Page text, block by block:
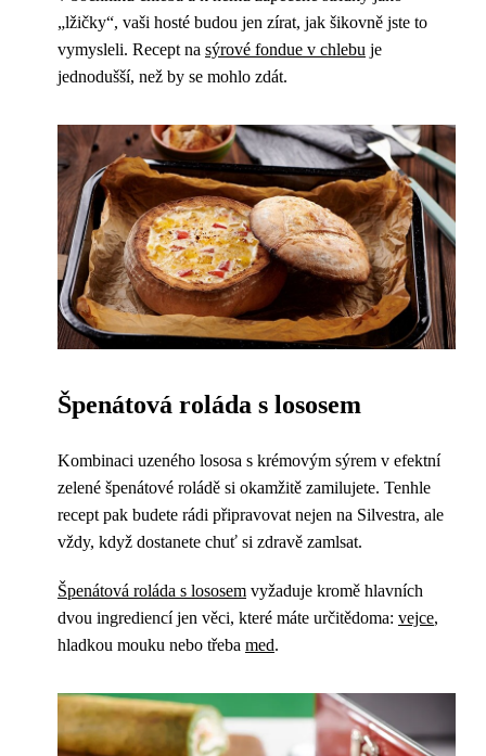
„lžičky“, vaši hosté budou jen zírat, jak šikovně jste to
vymysleli. Recept na sýrové fondue v chlebu je
jednodušší, než by se mohlo zdát.
Špenátová roláda s lososem
Kombinaci uzeného lososa s krémovým sýrem v efektní
zelené špenátové roládě si okamžitě zamilujete. Tenhle
recept pak budete rádi připravovat nejen na Silvestra, ale
vždy, když dostanete chuť si zdravě zamlsat.
Špenátová roláda s lososem vyžaduje kromě hlavních
dvou ingrediencí jen věci, které máte určitědoma: vejce,
hladkou mouku nebo třeba med.